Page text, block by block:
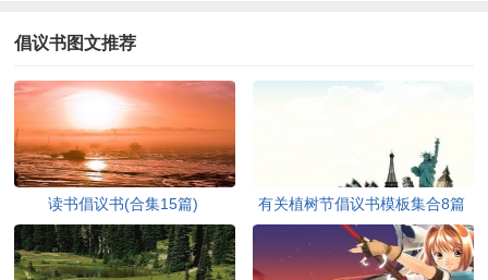
倡议书图文推荐
读书倡议书(合集15篇) 有关植树节倡议书模板集合8篇